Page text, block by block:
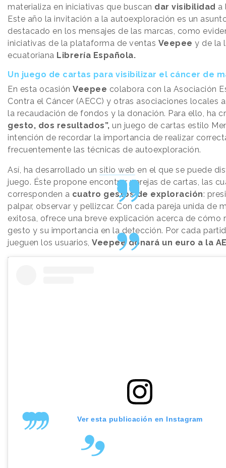
materializa en iniciativas que buscan dar visibilidad a
Este año la invitación a la autoexploración es un
destacado en los mensajes de las marcas, como
iniciativas de la plataforma de ventas Veepee y de la
ecuatoriana Librería Española.
Un juego de cartas para visibilizar el cáncer de
En esta ocasión Veepee colabora con la Asociación
Contra el Cáncer (AECC) y otras asociaciones locales
la recaudación de fondos y la donación. Para ello, ha
gesto, dos resultados”, un juego de cartas estilo
intención de recordar la importancia de realizar
frecuentemente las técnicas de autoexploración.
Así, ha desarrollado un sitio web en el que se puede
juego. Éste propone encontrar parejas de cartas, las
corresponden a cuatro gestos de exploración:
palpar, observar y pellizcar. Con cada pareja unida de
exitosa, ofrece una breve explicación acerca de cómo
gesto y su importancia en la detección. Por cada
jueguen los usuarios, Veepee donará un euro a la
Ver esta publicación en Instagram